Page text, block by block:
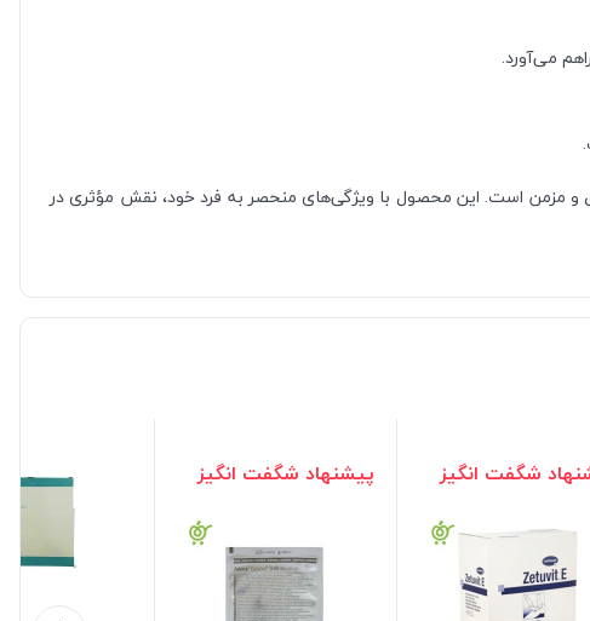
می‌آورد.
و مزمن است. این محصول با ویژگی‌های منحصر به فرد خود، نقش مؤثری در
شگفت انگیز پیشنهاد شگفت انگیز